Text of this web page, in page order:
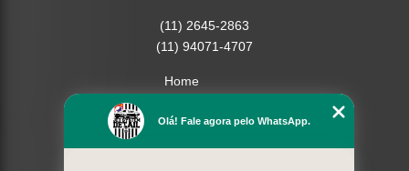
(11) 2645-2863
(11) 94071-4707
Home
Missão
Olá! Fale agora pelo WhatsApp.